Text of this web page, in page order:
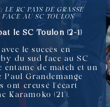
LE RC PAYS DE GRASSE
FACE AU SC TOULON
le SC Toulon (2-1)
le succès en
du sud face au SC
entame de match et un
Paul Grandemange
ont creusé l’écart
Karamoko (21’).